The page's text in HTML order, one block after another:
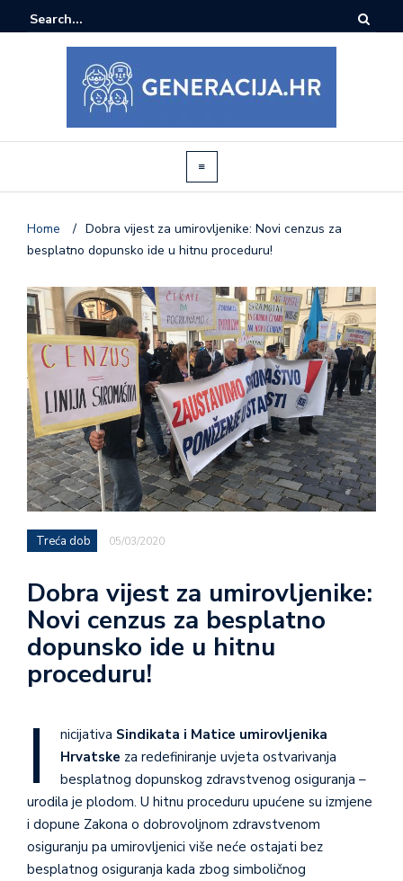
Home / Dobra vijest za umirovljenike: Novi cenzus za
besplatno dopunsko ide u hitnu proceduru!
Treća dob 05/03/2020
Dobra vijest za umirovljenike:
Novi cenzus za besplatno
dopunsko ide u hitnu
proceduru!
I nicijativa Sindikata i Matice umirovljenika
Hrvatske za redefiniranje uvjeta ostvarivanja
besplatnog dopunskog zdravstvenog osiguranja –
urodila je plodom. U hitnu proceduru upućene su izmjene
i dopune Zakona o dobrovoljnom zdravstvenom
osiguranju pa umirovljenici više neće ostajati bez
besplatnog osiguranja kada zbog simboličnog